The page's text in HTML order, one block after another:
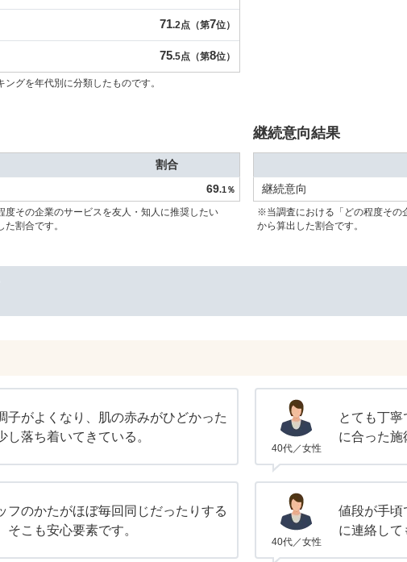
71.2点（第7位）
75.5点（第8位）
グを年代別に分類したものです。
割合
69.1％
その企業のサービスを友人・知人に推奨したい
割合です。
継続意向結果
継続意向
※当調査における「どの程度その
から算出した割合です。
子がよくなり、肌の赤みがひどかった
し落ち着いてきている。
40代／女性
とても丁
に合った施
フのかたがほぼ毎回同じだったりする
そこも安心要素です。
40代／女性
値段が手頃
に連絡して